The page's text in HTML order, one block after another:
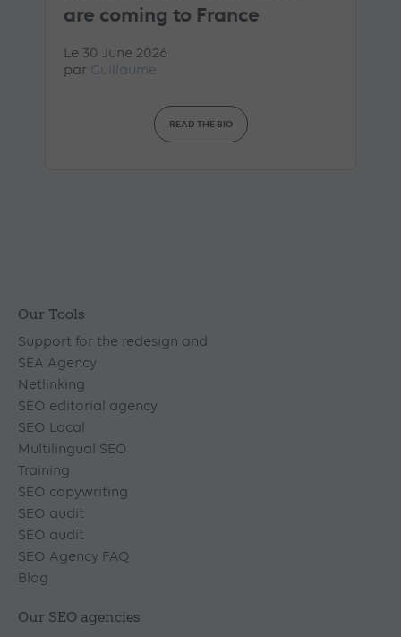
are coming to France
Le 30 June 2026
par Guillaume
READ THE BIO
Our Tools
Support for the redesign and
SEA Agency
Netlinking
SEO editorial agency
SEO Local
Multilingual SEO
Training
SEO copywriting
SEO audit
SEO audit
SEO Agency FAQ
Blog
Our SEO agencies